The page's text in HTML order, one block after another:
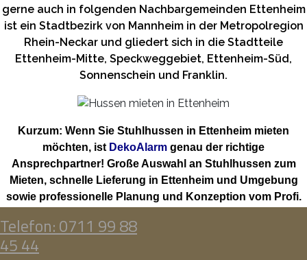
gerne auch in folgenden Nachbargemeinden Ettenheim
ist ein Stadtbezirk von Mannheim in der Metropolregion
Rhein-Neckar und gliedert sich in die Stadtteile
Ettenheim-Mitte, Speckweggebiet, Ettenheim-Süd,
Sonnenschein und Franklin.
Kurzum: Wenn Sie Stuhlhussen in Ettenheim mieten
möchten, ist DekoAlarm genau der richtige
Ansprechpartner! Große Auswahl an Stuhlhussen zum
Mieten, schnelle Lieferung in Ettenheim und Umgebung
sowie professionelle Planung und Konzeption vom Profi.
Telefon: 0711 99 88
45 44